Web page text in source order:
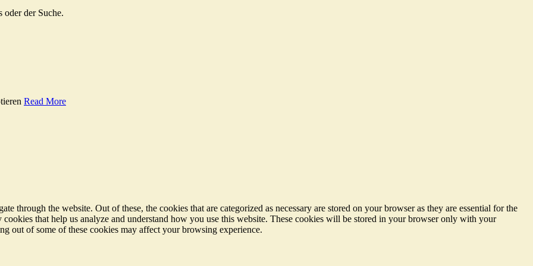
oder der Suche.
Read More
through the website. Out of these, the cookies that are categorized as necessary are stored on your browser as they are essential for the
that help us analyze and understand how you use this website. These cookies will be stored in your browser only with your
out of some of these cookies may affect your browsing experience.